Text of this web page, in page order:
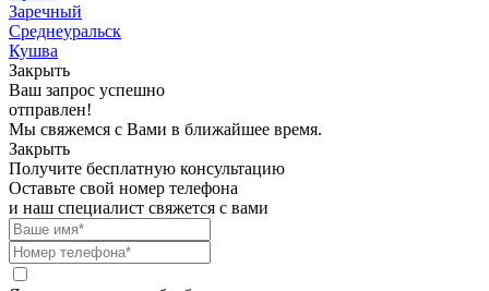
Заречный
Среднеуральск
Кушва
Закрыть
Ваш запрос успешно
отправлен!
Мы свяжемся с Вами в ближайшее время.
Закрыть
Получите бесплатную консультацию
Оставьте свой номер телефона
и наш специалист свяжется с вами